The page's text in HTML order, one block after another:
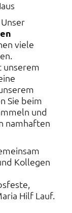
Unser
viele
unserem
Sie beim
und
namhaften
Kollegen
Hilf Lauf.